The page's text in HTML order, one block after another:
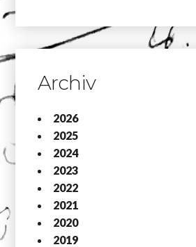
Archiv
2026
2025
2024
2023
2022
2021
2020
2019